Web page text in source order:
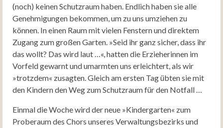
(noch) keinen Schutzraum haben. Endlich haben sie alle
Genehmigungen bekommen, um zu uns umziehen zu
können. In einen Raum mit vielen Fenstern und direktem
Zugang zum großen Garten. »Seid ihr ganz sicher, dass ihr
das wollt? Das wird laut …«, hatten die Erzieherinnen im
Vorfeld gewarnt und umarmten uns erleichtert, als wir
»trotzdem« zusagten. Gleich am ersten Tag übten sie mit
den Kindern den Weg zum Schutzraum für den Notfall …
Einmal die Woche wird der neue »Kindergarten« zum
Proberaum des Chors unseres Verwaltungsbezirks und